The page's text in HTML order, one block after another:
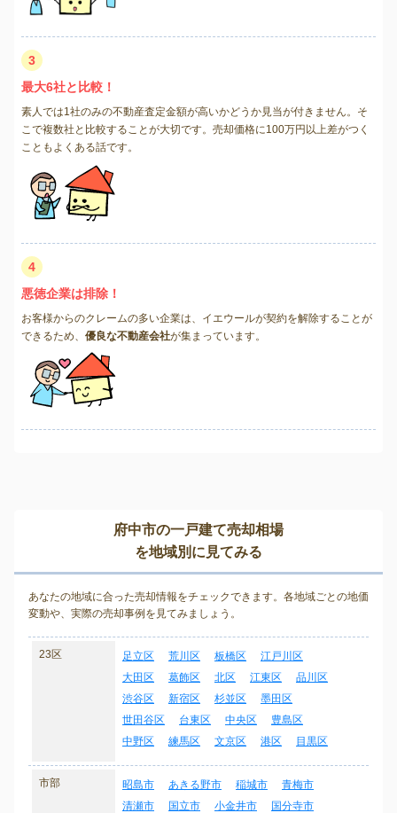
3
最大6社と比較！
素人では1社のみの不動産査定金額が高いかどうか見当が付きません。そ
こで複数社と比較することが大切です。売却価格に100万円以上差がつく
こともよくある話です。
4
悪徳企業は排除！
お客様からのクレームの多い企業は、イエウールが契約を解除することが
できるため、 優良な不動産会社が集まっています。
府中市の一戸建て売却相場
を地域別に見てみる
あなたの地域に合った売却情報をチェックできます。各地域ごとの地価
変動や、実際の売却事例を見てみましょう。
23区 足立区 荒川区 板橋区
江戸川区
大田区
葛飾区 北区 江東区
品川区
渋谷区
新宿区 杉並区
墨田区
世田谷区
台東区 中央区
豊島区
中野区
練馬区 文京区 港区 目黒区
市部 昭島市 あきる野市 稲城市
青梅市
清瀬市
国立市 小金井市 国分寺市